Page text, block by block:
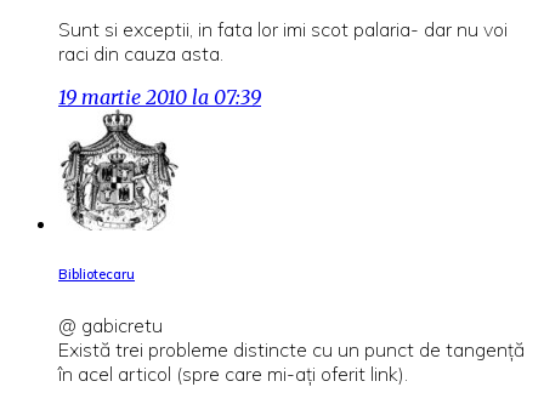
Sunt si exceptii, in fata lor imi scot palaria- dar nu voi
raci din cauza asta.
19 martie 2010 la 07:39
Bibliotecaru
@ gabicretu
Există trei probleme distincte cu un punct de tangenţă
în acel articol (spre care mi-aţi oferit link).